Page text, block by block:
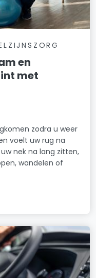
en
met
zodra u weer
voelt uw rug na
nek na lang zitten,
wandelen of